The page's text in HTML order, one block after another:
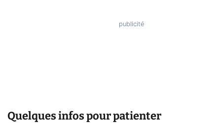
Quelques infos pour patienter